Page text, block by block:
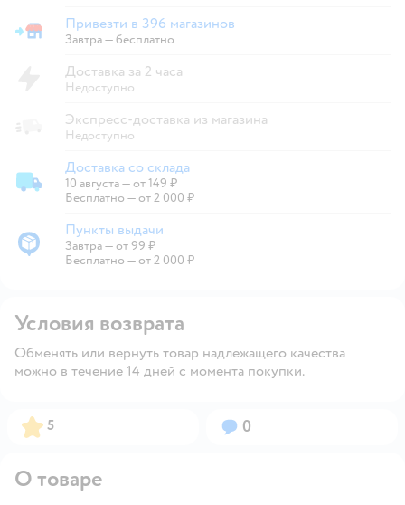
Привезти в магазин
Привезти в 396 магазинов
Завтра—бесплатно
Доставка за 2 часа
Недоступно
Экспресс-доставка из магазина
Недоступно
Доставка со склада
Доставка со склада
10 августа—от 149 ₽
Бесплатно — от 2 000 ₽
Пункты выдачи
Пункты выдачи
Завтра—от 99 ₽
Бесплатно — от 2 000 ₽
Условия возврата
Обменять или вернуть товар надлежащего качества
можно в течение 14 дней с момента покупки.
Рейтинг:
5 Вопросов:
0
О товаре